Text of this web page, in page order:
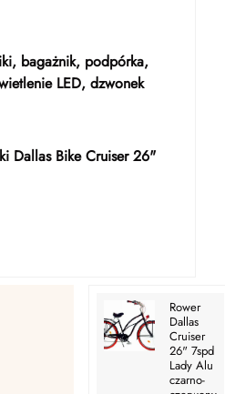
bagażnik, podpórka,
LED, dzwonek
Dallas Bike Cruiser 26"
Rower
Dallas
Cruiser
26" 7spd
Lady Alu
czarno-